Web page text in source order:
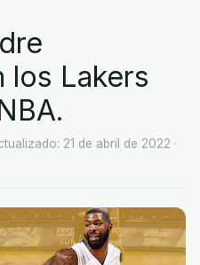
los Lakers
21 de abril de 2022 ·